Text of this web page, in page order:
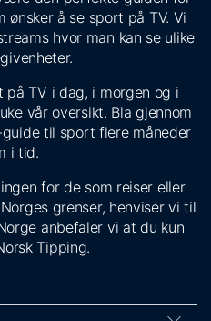
ønsker å se sport på TV. Vi
hvor man kan se ulike
TV i dag, i morgen og i
vår oversikt. Bla gjennom
til sport flere måneder
i tid.
for de som reiser eller
grenser, henviser vi til
anbefaler vi at du kun
Tipping.